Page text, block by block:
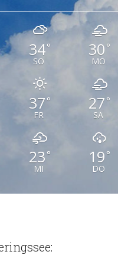
34°
SO
30 °
MO
37 °
FR
27 °
SA
23 °
MI
19 °
DO